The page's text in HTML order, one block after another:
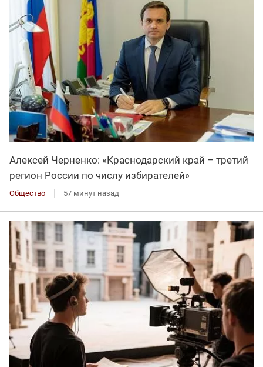
Алексей Черненко: «Краснодарский край – третий
регион России по числу избирателей»
Общество 57 минут назад